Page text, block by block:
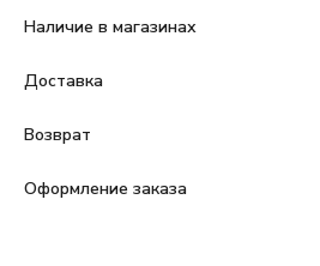
Наличие в магазинах
Доставка
Возврат
Оформление заказа